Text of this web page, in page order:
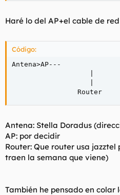
Haré lo del AP+el cable de
Código:
Antena>AP---
                Router
Antena: Stella Doradus
AP: por decidir
Router: Que router usa jazztel
traen la semana que viene)
También he pensado en